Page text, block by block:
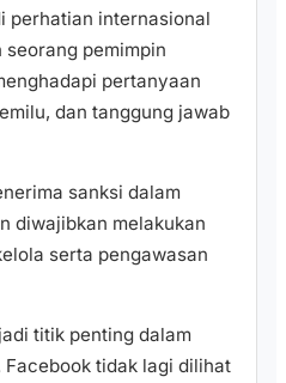
perhatian internasional
pemimpin
pertanyaan
dan tanggung jawab
sanksi dalam
diwajibkan melakukan
serta pengawasan
titik penting dalam
tidak lagi dilihat